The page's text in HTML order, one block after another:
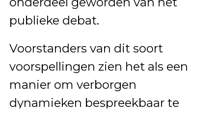
publieke debat.
Voorstanders van dit soort
voorspellingen zien het als een
manier om verborgen
dynamieken bespreekbaar te